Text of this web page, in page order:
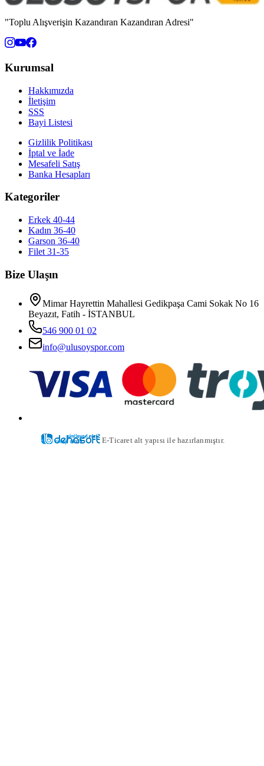
"Toplu Alışverişin Kazandıran Kazandıran Adresi"
Kurumsal
Hakkımızda
İletişim
SSS
Bayi Listesi
Gizlilik Politikası
İptal ve İade
Mesafeli Satış
Banka Hesapları
Kategoriler
Erkek 40-44
Kadın 36-40
Garson 36-40
Filet 31-35
Bize Ulaşın
Mimar Hayrettin Mahallesi Gedikpaşa Cami Sokak No 16
Beyazıt, Fatih - İSTANBUL
546 900 01 02
info@ulusoyspor.com
E-Ticaret alt yapısı ile hazırlanmıştır.